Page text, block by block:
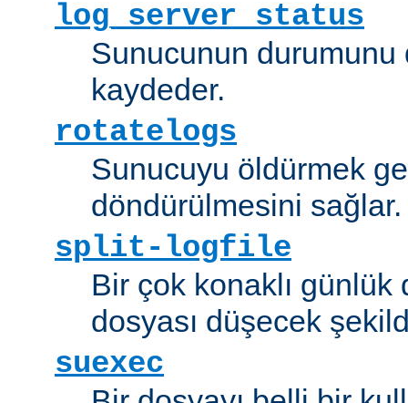
log_server_status
Sunucunun durumunu
kaydeder.
rotatelogs
Sunucuyu öldürmek
döndürülmesini sağlar.
split-logfile
Bir çok konaklı günlük
dosyası düşecek
suexec